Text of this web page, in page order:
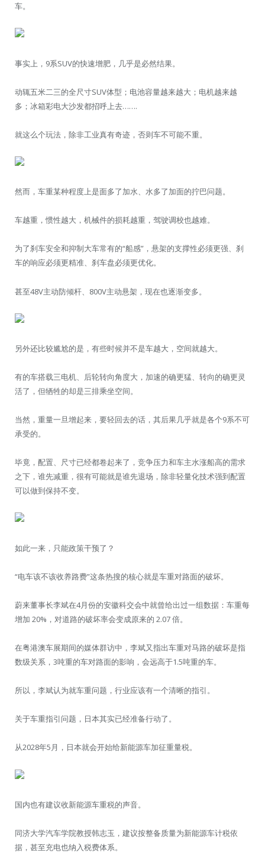
车。
事实上，9系SUV的快速增肥，几乎是必然结果。
动辄五米二三的全尺寸SUV体型；电池容量越来越大；电机越来越
多；冰箱彩电大沙发都招呼上去…….
就这么个玩法，除非工业真有奇迹，否则车不可能不重。
然而，车重某种程度上是面多了加水、水多了加面的拧巴问题。
车越重，惯性越大，机械件的损耗越重，驾驶调校也越难。
为了刹车安全和抑制大车常有的“船感”，悬架的支撑性必须更强、刹
车的响应必须更精准、刹车盘必须更优化。
甚至48V主动防倾杆、800V主动悬架，现在也逐渐变多。
另外还比较尴尬的是，有些时候并不是车越大，空间就越大。
有的车搭载三电机、后轮转向角度大，加速的确更猛、转向的确更灵
活了，但牺牲的却是三排乘坐空间。
当然，重量一旦增起来，要轻回去的话，其后果几乎就是各个9系不可
承受的。
毕竟，配置、尺寸已经都卷起来了，竞争压力和车主水涨船高的需求
之下，谁先减重，很有可能就是谁先退场，除非轻量化技术强到配置
可以做到保持不变。
如此一来，只能政策干预了？
“电车该不该收养路费”这条热搜的核心就是车重对路面的破坏。
蔚来董事长李斌在4月份的安徽科交会中就曾给出过一组数据：车重每
增加 20%，对道路的破坏率会变成原来的 2.07 倍。
在粤港澳车展期间的媒体群访中，李斌又指出车重对马路的破坏是指
数级关系，3吨重的车对路面的影响，会远高于1.5吨重的车。
所以，李斌认为就车重问题，行业应该有一个清晰的指引。
关于车重指引问题，日本其实已经准备行动了。
从2028年5月，日本就会开始给新能源车加征重量税。
国内也有建议收新能源车重税的声音。
同济大学汽车学院教授韩志玉，建议按整备质量为新能源车计税依
据，甚至充电也纳入税费体系。